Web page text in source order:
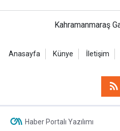
Kahramanmaraş
Anasayfa Künye İletişim
Haber Portalı Yazılımı